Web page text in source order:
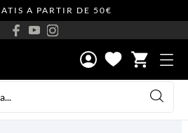
A PARTIR DE 50€
shopping_cart